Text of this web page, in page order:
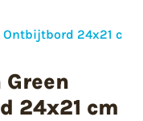
Ontbijtbord 24x21 c
24x21 cm